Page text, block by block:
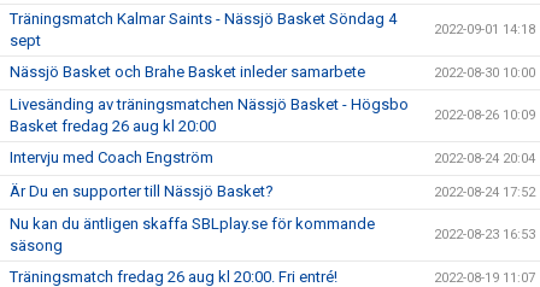
Träningsmatch Kalmar Saints - Nässjö Basket Söndag 4
sept
2022-09-01 14:18
Nässjö Basket och Brahe Basket inleder samarbete 2022-08-30 10:00
Livesänding av träningsmatchen Nässjö Basket - Högsbo
Basket fredag 26 aug kl 20:00
2022-08-26 10:09
Intervju med Coach Engström 2022-08-24 20:04
Är Du en supporter till Nässjö Basket? 2022-08-24 17:52
Nu kan du äntligen skaffa SBLplay.se för kommande
säsong
2022-08-23 16:53
Träningsmatch fredag 26 aug kl 20:00. Fri entré! 2022-08-19 11:07